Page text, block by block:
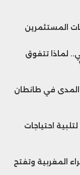
المستثمرين
لماذا تتفوق
المدى في طانطان
احتياجات
المغربية وتفتح